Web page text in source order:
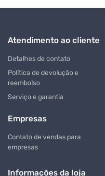
Atendimento ao cliente
Detalhes de contato
Política de devolução e
reembolso
Serviço e garantia
Empresas
Contato de vendas para
empresas
Informações da loja